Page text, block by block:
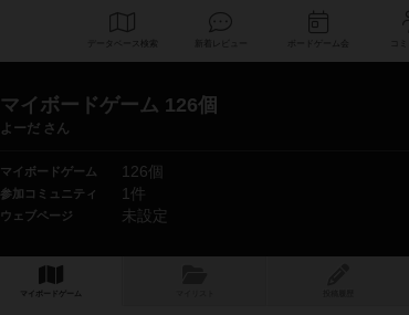
データベース
マイボードゲーム 126個
よーだ さん
マイボードゲーム 126個
参加コミュニティ 1件
ウェブページ 未設定
マイボードゲーム